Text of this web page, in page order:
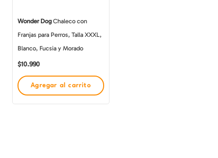
Wonder DogChaleco con
Franjas para Perros, Talla XXXL,
Blanco, Fucsia y Morado
$10.990
Agregar al carrito